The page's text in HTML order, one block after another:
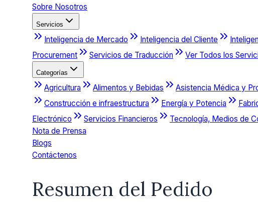
Sobre Nosotros
Servicios
Inteligencia de Mercado Inteligencia del Cliente
Procurement
Servicios de Traducción Ver Todos los
Categorías
Agricultura Alimentos y Bebidas Asistencia Médica y
Construcción e infraestructura
Energía y Potencia
Electrónico
Servicios Financieros Tecnología, Medios de
Nota de Prensa
Blogs
Contáctenos
Resumen del Pedido